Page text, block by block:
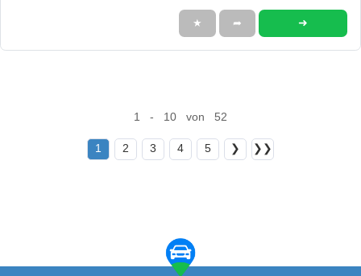
★ ➦ ➜
1 - 10 von 52
1 2 3 4 5 ❯ ❯❯